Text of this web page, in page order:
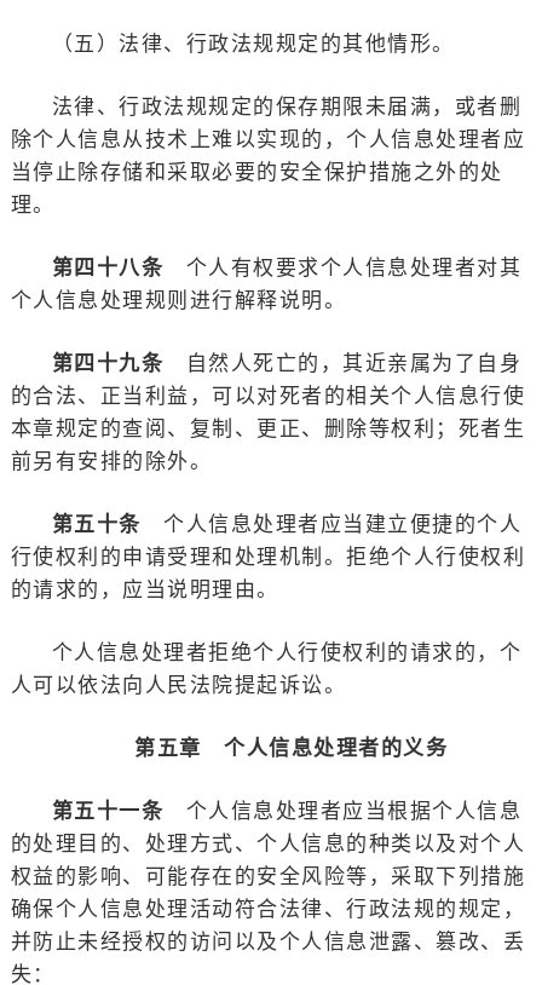
（五）法律、行政法规规定的其他情形。
法律、行政法规规定的保存期限未届满，或者删
除个人信息从技术上难以实现的，个人信息处理者应
当停止除存储和采取必要的安全保护措施之外的处
理。
第四十八条 个人有权要求个人信息处理者对其
个人信息处理规则进行解释说明。
第四十九条 自然人死亡的，其近亲属为了自身
的合法、正当利益，可以对死者的相关个人信息行使
本章规定的查阅、复制、更正、删除等权利；死者生
前另有安排的除外。
第五十条 个人信息处理者应当建立便捷的个人
行使权利的申请受理和处理机制。拒绝个人行使权利
的请求的，应当说明理由。
个人信息处理者拒绝个人行使权利的请求的，个
人可以依法向人民法院提起诉讼。
第五章 个人信息处理者的义务
第五十一条 个人信息处理者应当根据个人信息
的处理目的、处理方式、个人信息的种类以及对个人
权益的影响、可能存在的安全风险等，采取下列措施
确保个人信息处理活动符合法律、行政法规的规定，
并防止未经授权的访问以及个人信息泄露、篡改、丢
失：